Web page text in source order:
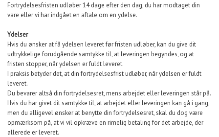
Fortrydelsesfristen udløber 14 dage efter den dag, du har modtaget din
vare eller vi har indgået en aftale om en ydelse.
Ydelser
Hvis du ønsker at få ydelsen leveret før fristen udløber, kan du give dit
udtrykkelige forudgående samtykke til, at leveringen begyndes, og at
fristen stopper, når ydelsen er fuldt leveret.
I praksis betyder det, at din fortrydelsesfrist udløber, når ydelsen er fuldt
leveret.
Du bevarer altså din fortrydelsesret, mens arbejdet eller leveringen står på.
Hvis du har givet dit samtykke til, at arbejdet eller leveringen kan gå i gang,
men du alligevel ønsker at benytte din fortrydelsesret, skal du dog være
opmærksom på, at vi vil opkræve en rimelig betaling for det arbejde, der
allerede er leveret.